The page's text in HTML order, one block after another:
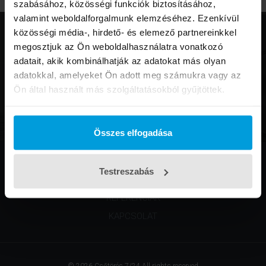
szabásához, közösségi funkciók biztosításához,
valamint weboldalforgalmunk elemzéséhez. Ezenkívül
közösségi média-, hirdető- és elemező partnereinkkel
megosztjuk az Ön weboldalhasználatra vonatkozó
adatait, akik kombinálhatják az adatokat más olyan
adatokkal, amelyeket Ön adott meg számukra vagy az
Ön által használt más szolgáltatásokból gyűjtöttek.
Összes elfogadása
Testreszabás
TELEFONÁLJON!
+36 20 310 3117
ADATKEZELÉSI TÁJÁKOZTATÓ
REFERENCIÁK